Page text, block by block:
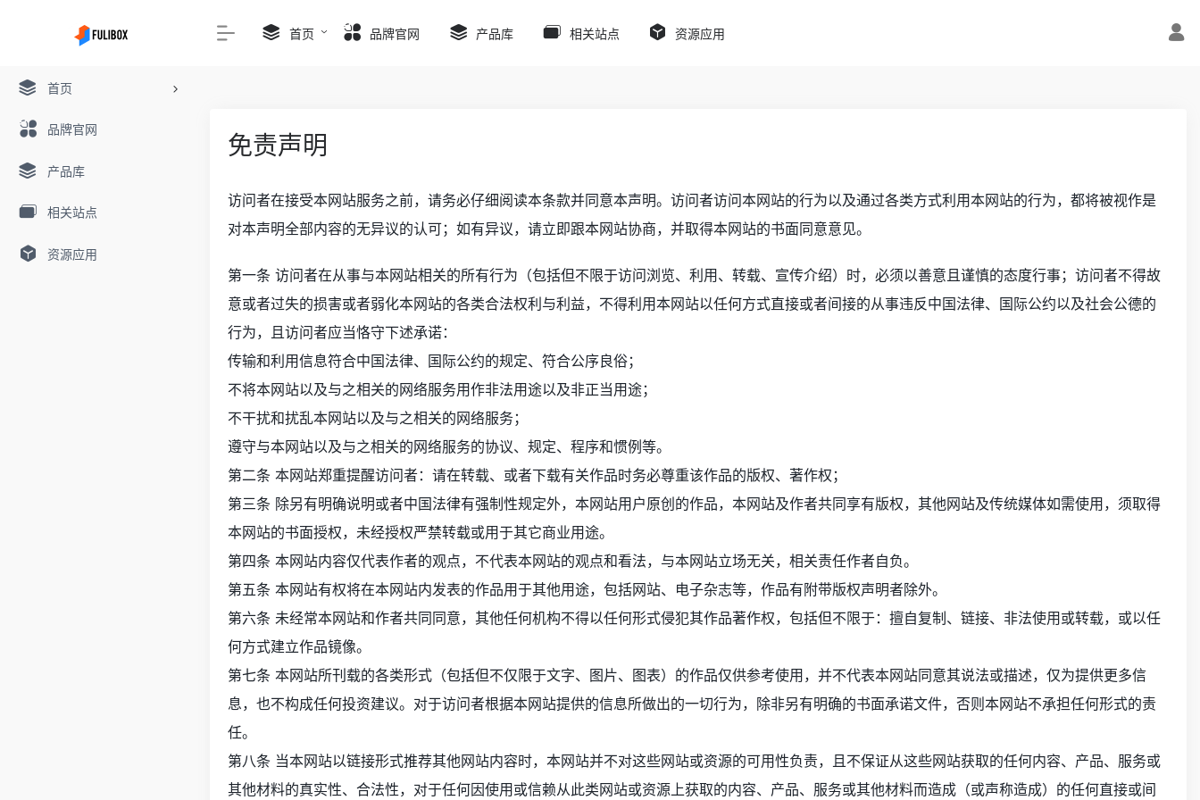
首页
品牌官网
产品库
相关站点
资源应用
首页 品牌官网 产品库 相关站点 资源应用
免责声明
访问者在接受本网站服务之前，请务必仔细阅读本条款并同意本声明。访问者访问本网站的行为以及通过各类方式利用本网站的行为，都将被视作是
对本声明全部内容的无异议的认可；如有异议，请立即跟本网站协商，并取得本网站的书面同意意见。
第一条 访问者在从事与本网站相关的所有行为（包括但不限于访问浏览、利用、转载、宣传介绍）时，必须以善意且谨慎的态度行事；访问者不得故
意或者过失的损害或者弱化本网站的各类合法权利与利益，不得利用本网站以任何方式直接或者间接的从事违反中国法律、国际公约以及社会公德的
行为，且访问者应当恪守下述承诺：
传输和利用信息符合中国法律、国际公约的规定、符合公序良俗；
不将本网站以及与之相关的网络服务用作非法用途以及非正当用途；
不干扰和扰乱本网站以及与之相关的网络服务；
遵守与本网站以及与之相关的网络服务的协议、规定、程序和惯例等。
第二条 本网站郑重提醒访问者：请在转载、或者下载有关作品时务必尊重该作品的版权、著作权；
第三条 除另有明确说明或者中国法律有强制性规定外，本网站用户原创的作品，本网站及作者共同享有版权，其他网站及传统媒体如需使用，须取得
本网站的书面授权，未经授权严禁转载或用于其它商业用途。
第四条 本网站内容仅代表作者的观点，不代表本网站的观点和看法，与本网站立场无关，相关责任作者自负。
第五条 本网站有权将在本网站内发表的作品用于其他用途，包括网站、电子杂志等，作品有附带版权声明者除外。
第六条 未经常本网站和作者共同同意，其他任何机构不得以任何形式侵犯其作品著作权，包括但不限于：擅自复制、链接、非法使用或转载，或以任
何方式建立作品镜像。
第七条 本网站所刊载的各类形式（包括但不仅限于文字、图片、图表）的作品仅供参考使用，并不代表本网站同意其说法或描述，仅为提供更多信
息，也不构成任何投资建议。对于访问者根据本网站提供的信息所做出的一切行为，除非另有明确的书面承诺文件，否则本网站不承担任何形式的责
任。
第八条 当本网站以链接形式推荐其他网站内容时，本网站并不对这些网站或资源的可用性负责，且不保证从这些网站获取的任何内容、产品、服务或
其他材料的真实性、合法性，对于任何因使用或信赖从此类网站或资源上获取的内容、产品、服务或其他材料而造成（或声称造成）的任何直接或间